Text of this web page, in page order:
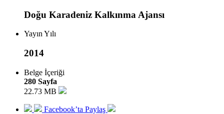
Doğu Karadeniz Kalkınma Ajansı
Yayın Yılı
2014
Belge İçeriği
280 Sayfa
22.73 MB
Facebook’ta Paylaş